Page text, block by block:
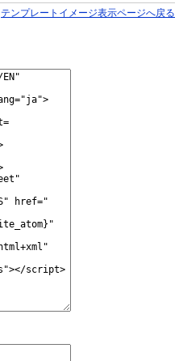
テンプレートイメージ表示ページへ戻る